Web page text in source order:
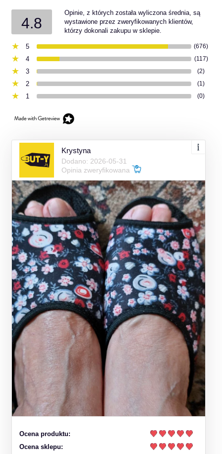
4.8
Opinie, z których została wyliczona średnia, są
wystawione przez zweryfikowanych klientów,
którzy dokonali zakupu w sklepie.
5 (676)
4 (117)
3 (2)
2 (1)
1 (0)
Krystyna
Dodano: 2026-05-31
Opinia zweryfikowana
Ocena produktu:
Ocena sklepu: